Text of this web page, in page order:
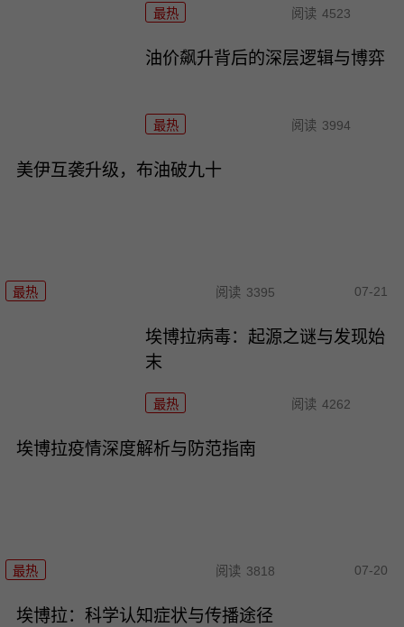
最热 阅读 4523
油价飙升背后的深层逻辑与博弈
最热 阅读 3994
美伊互袭升级，布油破九十
最热 阅读 3395 07-21
埃博拉病毒：起源之谜与发现始
末
最热 阅读 4262
埃博拉疫情深度解析与防范指南
最热 阅读 3818 07-20
埃博拉：科学认知症状与传播途径